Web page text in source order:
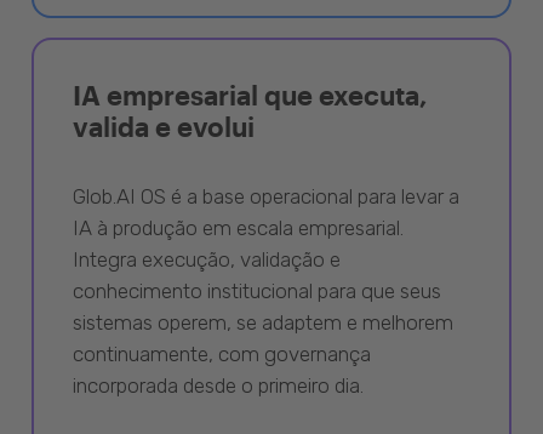
IA empresarial que executa,
valida e evolui
Glob.AI OS é a base operacional para levar a
IA à produção em escala empresarial.
Integra execução, validação e
conhecimento institucional para que seus
sistemas operem, se adaptem e melhorem
continuamente, com governança
incorporada desde o primeiro dia.